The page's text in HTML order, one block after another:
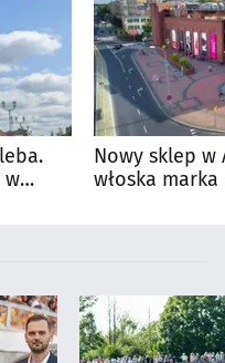
w
Nowy sklep w
włoska